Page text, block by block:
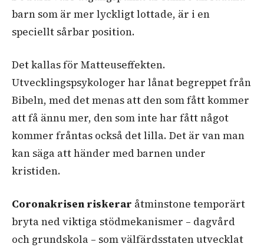
barn som är mer lyckligt lottade, är i en
speciellt sårbar position.
Det kallas för Matteuseffekten.
Utvecklingspsykologer har lånat begreppet från
Bibeln, med det menas att den som fått kommer
att få ännu mer, den som inte har fått något
kommer fråntas också det lilla. Det är van man
kan säga att händer med barnen under
kristiden.
Coronakrisen riskerar åtminstone temporärt
bryta ned viktiga stödmekanismer – dagvård
och grundskola – som välfärdsstaten utvecklat